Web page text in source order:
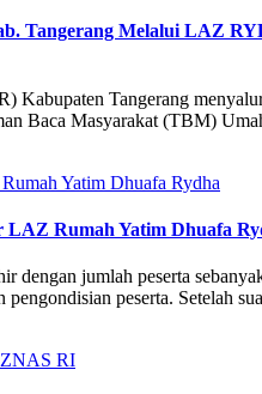
Tangerang Melalui LAZ
Tangerang
Baca Masyarakat (TBM)
Rumah Yatim Dhuafa
jumlah peserta
peserta. Setelah